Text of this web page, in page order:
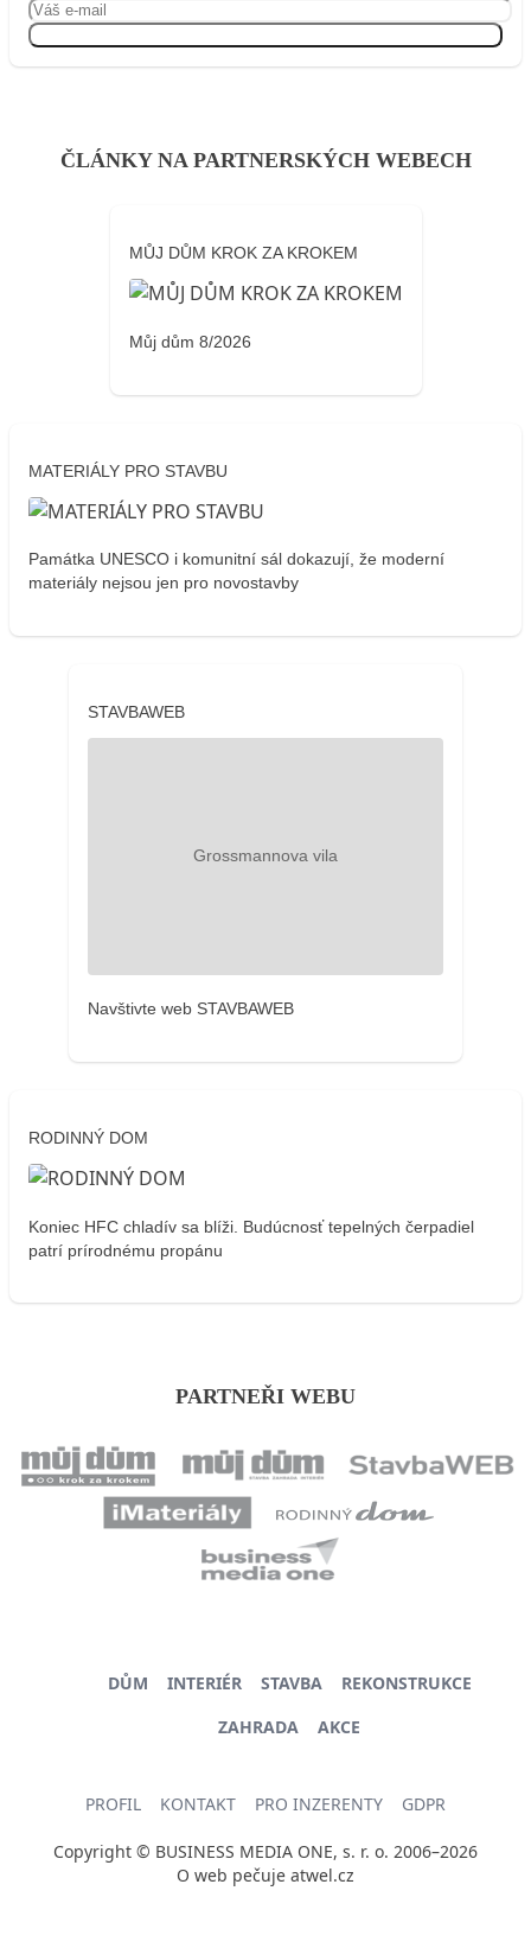
ČLÁNKY NA PARTNERSKÝCH WEBECH
MŮJ DŮM KROK ZA KROKEM
Můj dům 8/2026
MATERIÁLY PRO STAVBU
Památka UNESCO i komunitní sál dokazují, že moderní
materiály nejsou jen pro novostavby
STAVBAWEB
Navštivte web STAVBAWEB
RODINNÝ DOM
Koniec HFC chladív sa blíži. Budúcnosť tepelných čerpadiel
patrí prírodnému propánu
PARTNEŘI WEBU
DŮM INTERIÉR STAVBA
REKONSTRUKCE
ZAHRADA
AKCE
PROFIL KONTAKT PRO INZERENTY GDPR
Copyright © BUSINESS MEDIA ONE, s. r. o. 2006–2026